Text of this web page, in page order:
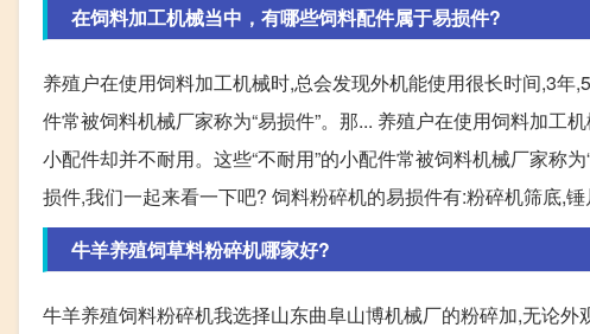
在饲料加工机械当中，有哪些饲料配件属于易损件?
养殖户在使用饲料加工机械时,总会发现外机能使用很长时间,3年
件常被饲料机械厂家称为“易损件”。那... 养殖户在使用饲料加工
小配件却并不耐用。这些“不耐用”的小配件常被饲料机械厂家称
损件,我们一起来看一下吧? 饲料粉碎机的易损件有:粉碎机筛底,
牛羊养殖饲草料粉碎机哪家好?
牛羊养殖饲料粉碎机我选择山东曲阜山博机械厂的粉碎加,无论